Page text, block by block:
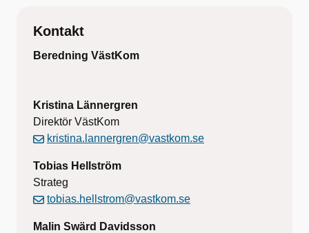
Kontakt
Beredning VästKom
Kristina Lännergren
Direktör VästKom
kristina.lannergren@vastkom.se
Tobias Hellström
Strateg
tobias.hellstrom@vastkom.se
Malin Swärd Davidsson